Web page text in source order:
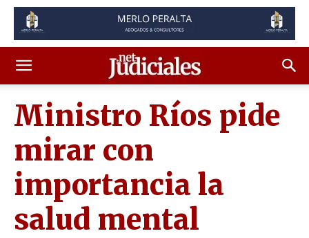
Ministro Ríos pide
mirar con
importancia la
salud mental